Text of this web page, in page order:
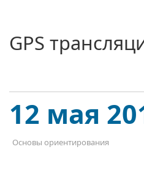
GPS
12 мая
Основы ориентирования